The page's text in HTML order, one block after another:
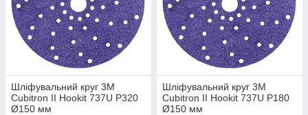
Шліфувальний круг 3M
Cubitron II Hookit 737U P320
Ø150 мм
Шліфувальний круг 3M
Cubitron II Hookit 737U P180
Ø150 мм